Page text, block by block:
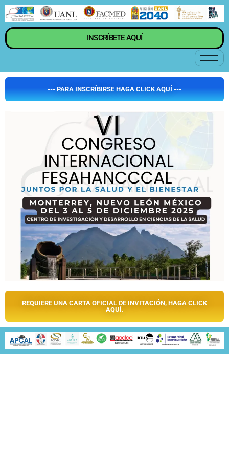
INSCRÍBETE AQUÍ
--- PARA INSCRÍBIRSE HAGA CLICK AQUÍ ---
REQUIERE UNA CARTA OFICIAL DE INVITACIÓN, HAGA CLICK
AQUÍ.